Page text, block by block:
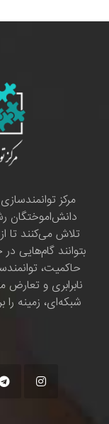
مرکز
دانش‌اموختگان
تلاش می‌کنند تا
بتوانند گام‌هایی
حاکمیت،
نابرابری و تعارض
شبکه‌ای، زمینه